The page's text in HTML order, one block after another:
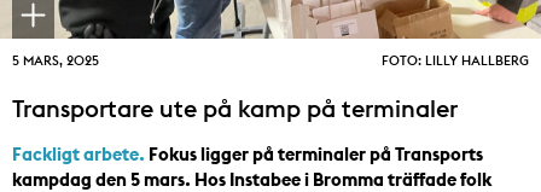
5 MARS, 2025 FOTO: LILLY HALLBERG
Transportare ute på kamp på terminaler
Fackligt arbete. Fokus ligger på terminaler på Transports
kampdag den 5 mars. Hos Instabee i Bromma träffade folk